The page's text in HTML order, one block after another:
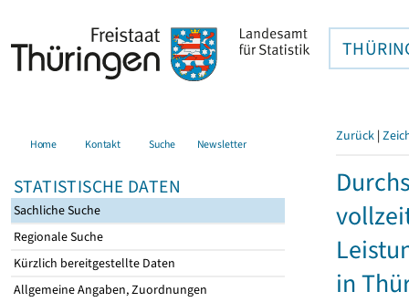
Home Kontakt Suche Newsletter
STATISTISCHE DATEN
Sachliche Suche
Regionale Suche
Kürzlich bereitgestellte Daten
Allgemeine Angaben, Zuordnungen
Zurück |
in